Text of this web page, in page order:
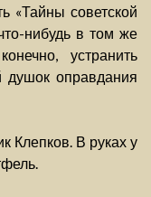
«Тайны советской
нибудь в том же
устранить
душок оправдания
Клепков. В руках у